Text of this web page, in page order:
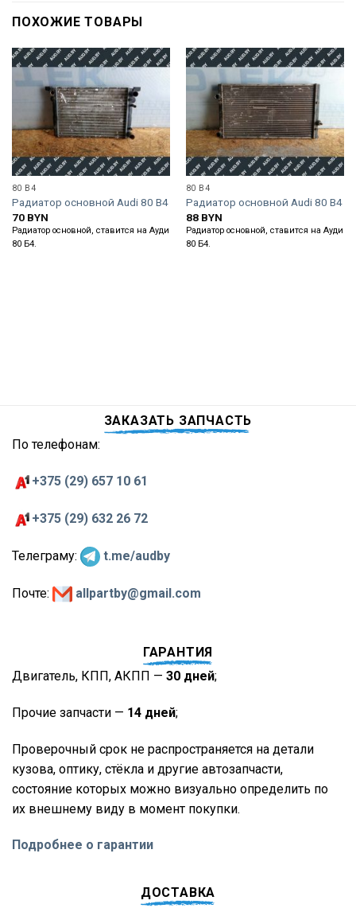
ПОХОЖИЕ ТОВАРЫ
80 B4
Радиатор основной Audi 80 B4
70 BYN
Радиатор основной, ставится на Ауди
80 Б4.
80 B4
Радиатор основной Audi 80 B4
88 BYN
Радиатор основной, ставится на Ауди
80 Б4.
ЗАКАЗАТЬ ЗАПЧАСТЬ
По телефонам:
+375 (29) 657 10 61
+375 (29) 632 26 72
Телеграму: t.me/audby
Почте: allpartby@gmail.com
ГАРАНТИЯ
Двигатель, КПП, АКПП — 30 дней;
Прочие запчасти — 14 дней;
Проверочный срок не распространяется на детали
кузова, оптику, стёкла и другие автозапчасти,
состояние которых можно визуально определить по
их внешнему виду в момент покупки.
Подробнее о гарантии
ДОСТАВКА